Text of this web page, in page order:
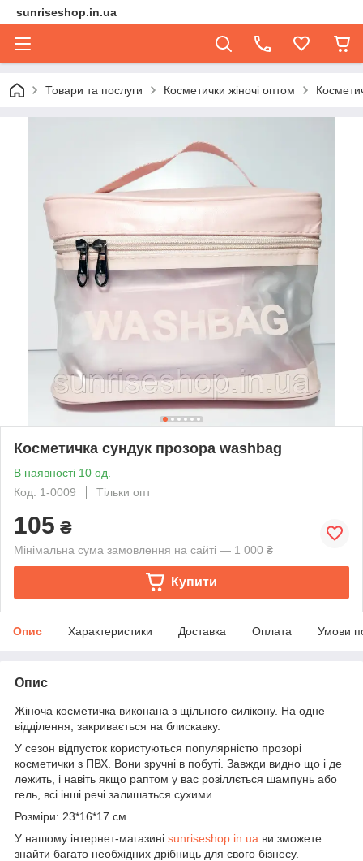
sunriseshop.in.ua
Товари та послуги Косметички жіночі оптом
Косметичка сундук прозора washbag
В наявності 10 од.
Код: 1-0009
Тільки опт
105 ₴
Мінімальна сума замовлення на сайті — 1 000 ₴
Купити
Опис Характеристики Доставка Оплата Умови
Опис
Жіноча косметичка виконана з щільного силікону. На одне
відділення, закривається на блискавку.
У сезон відпусток користуються популярністю прозорі
косметички з ПВХ. Вони зручні в побуті. Завжди видно що і де
лежить, і навіть якщо раптом у вас розіллється шампунь або
гель, всі інші речі залишаться сухими.
Розміри: 23*16*17 см
У нашому інтернет-магазині sunriseshop.in.ua ви зможете
знайти багато необхідних дрібниць для свого бізнесу.